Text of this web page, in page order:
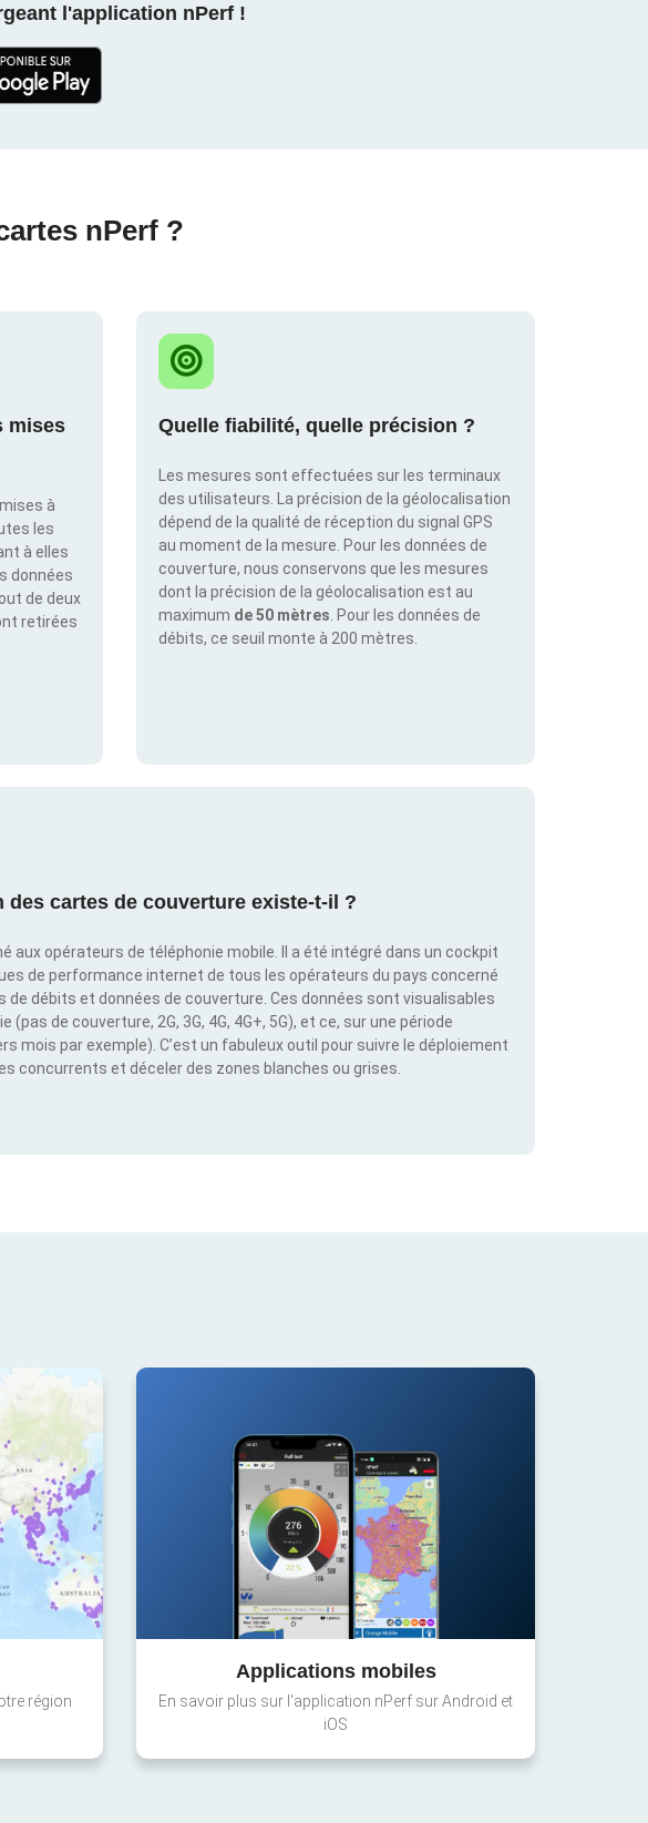
l'application nPerf !
nPerf ?
mises
à
les
à elles
données
de deux
retirées
Quelle fiabilité, quelle précision ?
Les mesures sont effectuées sur les terminaux
des utilisateurs. La précision de la géolocalisation
dépend de la qualité de réception du signal GPS
au moment de la mesure. Pour les données de
couverture, nous conservons que les mesures
dont la précision de la géolocalisation est au
maximum de 50 mètres . Pour les données de
débits, ce seuil monte à 200 mètres.
des cartes de couverture existe-t-il ?
aux opérateurs de téléphonie mobile. Il a été intégré dans un cockpit
de performance internet de tous les opérateurs du pays concerné
de débits et données de couverture. Ces données sont visualisables
de couverture, 2G, 3G, 4G, 4G+, 5G), et ce, sur une période
mois par exemple). C’est un fabuleux outil pour suivre le déploiement
concurrents et déceler des zones blanches ou grises.
région
Applications mobiles
En savoir plus sur l'application nPerf sur Android et
iOS